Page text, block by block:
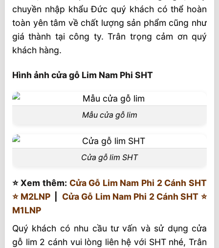
chuyền nhập khẩu Đức quý khách có thể hoàn
toàn yên tâm về chất lượng sản phẩm cũng như
giá thành tại công ty. Trân trọng cảm ơn quý
khách hàng.
Hình ảnh cửa gỗ Lim Nam Phi SHT
Mẫu cửa gỗ lim
Cửa gỗ lim SHT
⭐️ Xem thêm: Cửa Gỗ Lim Nam Phi 2 Cánh SHT
⭐️ M2LNP|Cửa Gỗ Lim Nam Phi 2 Cánh SHT ⭐️
M1LNP
Quý khách có nhu cầu tư vấn và sử dụng cửa
gỗ lim 2 cánh vui lòng liên hệ với SHT nhé, Trân